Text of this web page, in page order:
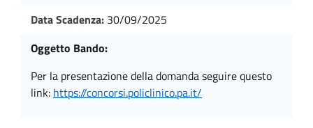
Data Scadenza: 30/09/2025
Oggetto Bando:
per la presentazione della domanda seguire questo
link: https://concorsi.policlinico.pa.it/